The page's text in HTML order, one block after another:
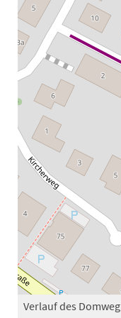
Verlauf des Domweg